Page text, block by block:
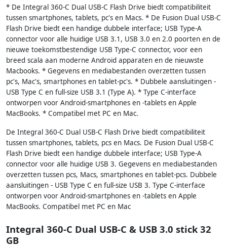
* De Integral 360-C Dual USB-C Flash Drive biedt compatibiliteit
tussen smartphones, tablets, pc's en Macs. * De Fusion Dual USB-C
Flash Drive biedt een handige dubbele interface; USB Type-A
connector voor alle huidige USB 3.1, USB 3.0 en 2.0 poorten en de
nieuwe toekomstbestendige USB Type-C connector, voor een
breed scala aan moderne Android apparaten en de nieuwste
Macbooks. * Gegevens en mediabestanden overzetten tussen
pc's, Mac's, smartphones en tablet-pc's. * Dubbele aansluitingen -
USB Type C en full-size USB 3.1 (Type A). * Type C-interface
ontworpen voor Android-smartphones en -tablets en Apple
MacBooks. * Compatibel met PC en Mac.
De Integral 360-C Dual USB-C Flash Drive biedt compatibiliteit
tussen smartphones, tablets, pcs en Macs. De Fusion Dual USB-C
Flash Drive biedt een handige dubbele interface; USB Type-A
connector voor alle huidige USB 3. Gegevens en mediabestanden
overzetten tussen pcs, Macs, smartphones en tablet-pcs. Dubbele
aansluitingen - USB Type C en full-size USB 3. Type C-interface
ontworpen voor Android-smartphones en -tablets en Apple
MacBooks. Compatibel met PC en Mac
Integral 360-C Dual USB-C & USB 3.0 stick 32
GB